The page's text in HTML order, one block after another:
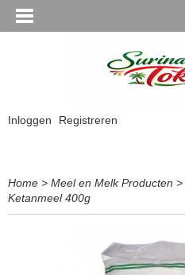
Inloggen Registreren
Home > Meel en Melk Producten >
Ketanmeel 400g